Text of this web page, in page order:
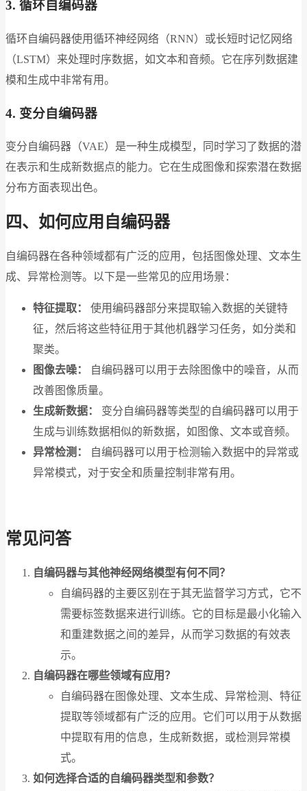
3. 循环自编码器
循环自编码器使用循环神经网络（RNN）或长短时记忆网络
（LSTM）来处理时序数据，如文本和音频。它在序列数据建
模和生成中非常有用。
4. 变分自编码器
变分自编码器（VAE）是一种生成模型，同时学习了数据的潜
在表示和生成新数据点的能力。它在生成图像和探索潜在数据
分布方面表现出色。
四、如何应用自编码器
自编码器在各种领域都有广泛的应用，包括图像处理、文本生
成、异常检测等。以下是一些常见的应用场景：
特征提取：
使用编码器部分来提取输入数据的关键特
征，然后将这些特征用于其他机器学习任务，如分类和
聚类。
图像去噪：
自编码器可以用于去除图像中的噪音，从而
改善图像质量。
生成新数据：
变分自编码器等类型的自编码器可以用于
生成与训练数据相似的新数据，如图像、文本或音频。
异常检测：
自编码器可以用于检测输入数据中的异常或
异常模式，对于安全和质量控制非常有用。
常见问答
自编码器与其他神经网络模型有何不同？
自编码器的主要区别在于其无监督学习方式，它不
需要标签数据来进行训练。它的目标是最小化输入
和重建数据之间的差异，从而学习数据的有效表
示。
自编码器在哪些领域有应用？
自编码器在图像处理、文本生成、异常检测、特征
提取等领域都有广泛的应用。它们可以用于从数据
中提取有用的信息，生成新数据，或检测异常模
式。
如何选择合适的自编码器类型和参数？